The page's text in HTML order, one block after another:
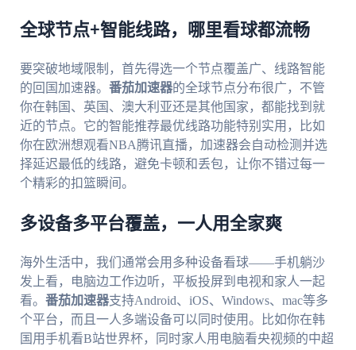
全球节点+智能线路，哪里看球都流畅
要突破地域限制，首先得选一个节点覆盖广、线路智能
的回国加速器。 番茄加速器的全球节点分布很广，不管
你在韩国、英国、澳大利亚还是其他国家，都能找到就
近的节点。它的智能推荐最优线路功能特别实用，比如
你在欧洲想观看NBA腾讯直播，加速器会自动检测并选
择延迟最低的线路，避免卡顿和丢包，让你不错过每一
个精彩的扣篮瞬间。
多设备多平台覆盖，一人用全家爽
海外生活中，我们通常会用多种设备看球——手机躺沙
发上看，电脑边工作边听，平板投屏到电视和家人一起
看。 番茄加速器支持Android、iOS、Windows、mac等多
个平台，而且一人多端设备可以同时使用。比如你在韩
国用手机看B站世界杯，同时家人用电脑看央视频的中超